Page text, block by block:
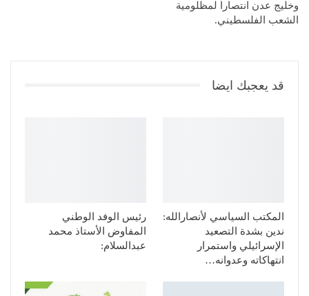
وخليج عدن انتصارا لمظلومية
الشعب الفلسطيني.
قد يعجبك ايضا
المكتب السياسي لأنصارالله:
ندين بشدة التصعيد
الإسرائيلي واستمرار
انتهاكاته وعدوانه…
رئيس الوفد الوطني
المفاوض الأستاذ محمد
عبدالسلام: